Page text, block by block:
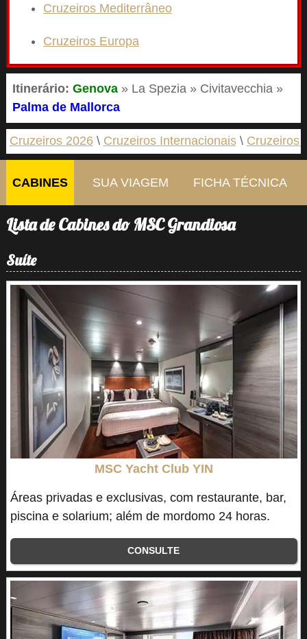
Cruzeiros Mediterrâneo
Cruzeiros Europa
Itinerário: Genova » La Spezia » Civitavecchia »
Palma de Mallorca
Cruzeiros 2026 Cruzeiros Internacionais Cruzeiros
CABINES SUA VIAGEM FICHA TÉCNICA
Lista de Cabines do MSC Grandiosa
Suíte
MSC Yacht Club YIN
Áreas privadas e exclusivas, com restaurante, bar,
piscina e solarium; além de mordomo 24 horas.
CONSULTE